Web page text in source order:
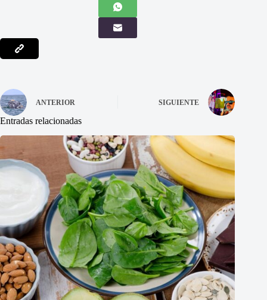
ANTERIOR SIGUIENTE
Entradas relacionadas